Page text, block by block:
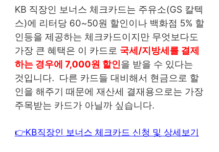
KB 직장인 보너스 체크카드는 주유소(GS 칼텍
스)에 리터당 60~50원 할인이나 백화점 5% 할
인등을 제공하는 체크카드이지만 무엇보다도
가장 큰 혜택은 이 카드로 국세/지방세를 결제
하는 경우에 7,000원 할인을 받을 수 있다는
것입니다. 다른 카드들 대비해서 현금으로 할
인을 해주기 때문에 재산세 결재용으로는 가장
주목받는 카드가 아닐까 싶습니다.
👉KB직장인 보너스 체크카드 신청 및 상세보기